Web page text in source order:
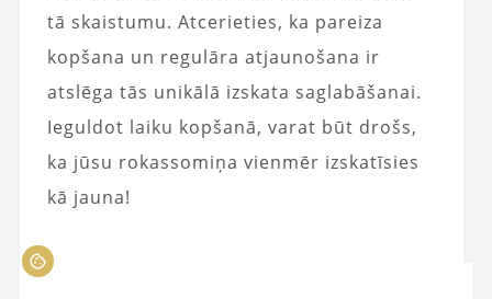
tā skaistumu. Atcerieties, ka pareiza
kopšana un regulāra atjaunošana ir
atslēga tās unikālā izskata saglabāšanai.
Ieguldot laiku kopšanā, varat būt drošs,
ka jūsu rokassomiņa vienmēr izskatīsies
kā jauna!